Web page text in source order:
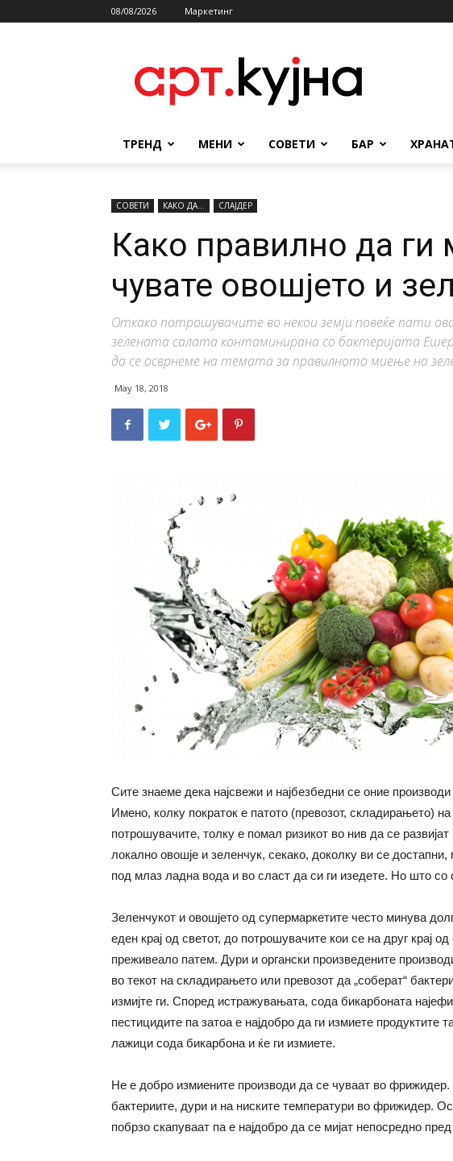
08/08/2026 Маркетинг
ТРЕНД МЕНИ СОВЕТИ БАР
СОВЕТИ КАКО ДА... СЛАЈДЕР
Како правилно да ги
чувате овошјето и
Откако потрошувачите во некои земји повеќе пати
зелената салата контаминирана со бактеријата
да се осврнеме на темата за правилното миење на
May 18, 2018
Сите знаеме дека најсвежи и најбезбедни се оние
Имено, колку пократок е патото (превозот, складирањето)
потрошувачите, толку е помал ризикот во нив да се
локално овошје и зеленчук, секако, доколку ви се
под млаз ладна вода и во сласт да си ги изедете. Но што со
Зеленчукот и овошјето од супермаркетите често минува
еден крај од светот, до потрошувачите кои се на друг крај
преживеало патем. Дури и органски произведените
во текот на складирањето или превозот да „соберат“
измијте ги. Според истражувањата, сода бикарбоната
пестицидите па затоа е најдобро да ги измиете продуктите
лажици сода бикарбона и ќе ги измиете.
Не е добро измиените производи да се чуваат во
бактериите, дури и на ниските температури во фрижидер.
побрзо скапуваат па е најдобро да се мијат непосредно